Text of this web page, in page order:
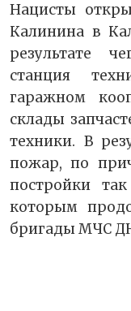
Нацисты
Калинина в
результате
станция
гаражном
склады
техники. В
пожар, по
постройки
которым
бригады МЧС